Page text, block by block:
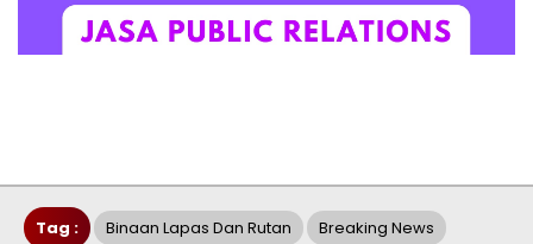
Tag : Binaan Lapas Dan Rutan Breaking News